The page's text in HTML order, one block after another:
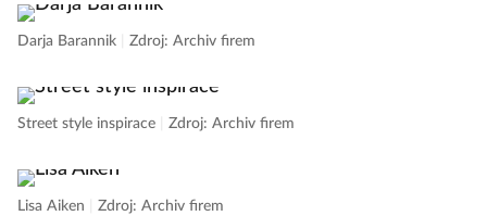
Darja Barannik Zdroj: Archiv firem
Street style inspirace Zdroj: Archiv firem
Lisa Aiken Zdroj: Archiv firem